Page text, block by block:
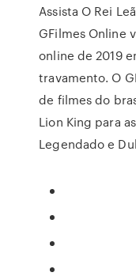
Assista O Rei
GFilmes Online
online de 2019
travamento. O
de filmes do
Lion King para
Legendado e